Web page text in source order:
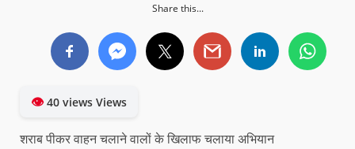
Share this...
👁40 views Views
शराब पीकर वाहन चलाने वालों के खिलाफ चलाया अभियान